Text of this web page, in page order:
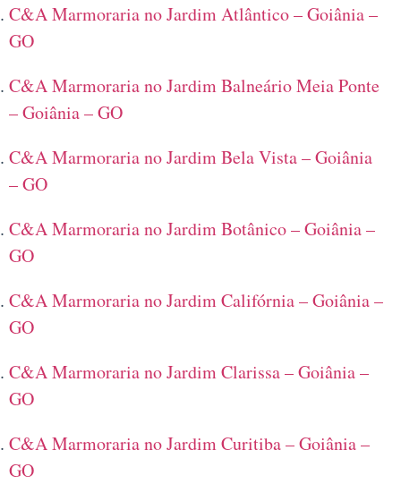
C&A Marmoraria no Jardim Atlântico – Goiânia –
GO
C&A Marmoraria no Jardim Balneário Meia Ponte
– Goiânia – GO
C&A Marmoraria no Jardim Bela Vista – Goiânia
– GO
C&A Marmoraria no Jardim Botânico – Goiânia –
GO
C&A Marmoraria no Jardim Califórnia – Goiânia –
GO
C&A Marmoraria no Jardim Clarissa – Goiânia –
GO
C&A Marmoraria no Jardim Curitiba – Goiânia –
GO